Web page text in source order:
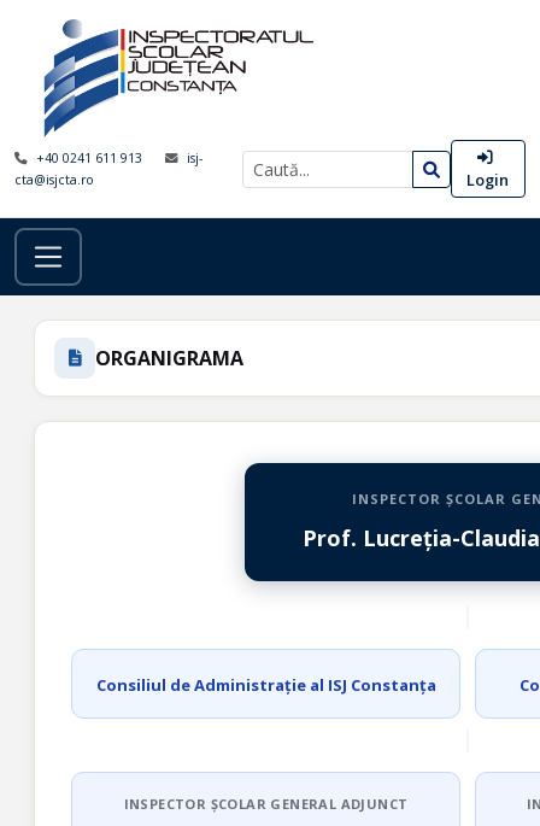
+40 0241 611 913
isj-
cta@isjcta.ro
Login
ORGANIGRAMA
INSPECTOR ȘCOLAR
Prof. Lucreția-
Consiliul de Administrație al ISJ Constanța
INSPECTOR ȘCOLAR GENERAL ADJUNCT